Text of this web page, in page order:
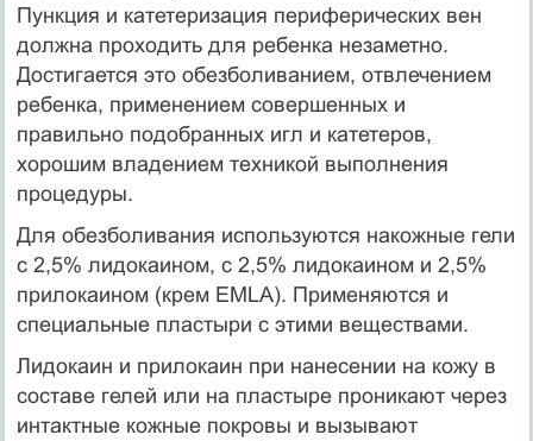
Пункция и катетеризация периферических вен
должна проходить для ребенка незаметно.
Достигается это обезболиванием, отвлечением
ребенка, применением совершенных и
правильно подобранных игл и катетеров,
хорошим владением техникой выполнения
процедуры.
Для обезболивания используются накожные гели
с 2,5% лидокаином, с 2,5% лидокаином и 2,5%
прилокаином (крем EMLA). Применяются и
специальные пластыри с этими веществами.
Лидокаин и прилокаин при нанесении на кожу в
составе гелей или на пластыре проникают через
интактные кожные покровы и вызывают